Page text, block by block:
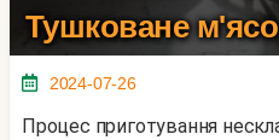
Тушковане
2024-07-26
Процес приготування нескладний і займе близько двох